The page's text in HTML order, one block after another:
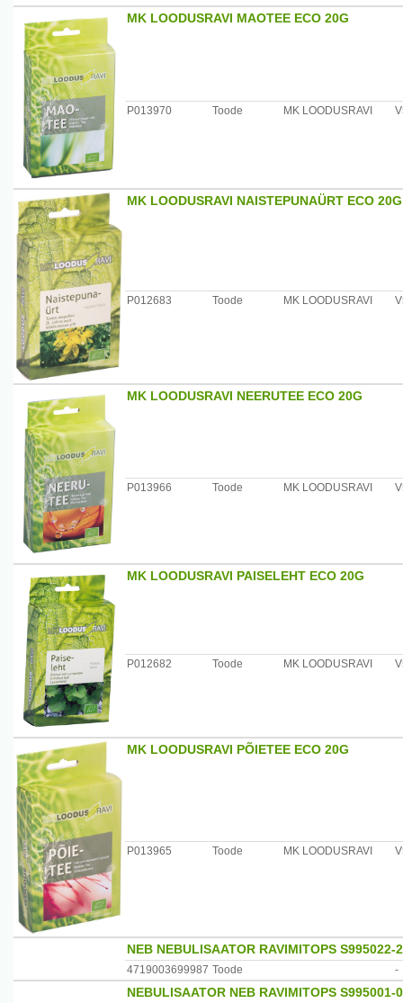
MK LOODUSRAVI MAOTEE ECO 20G
P013970 Toode MK LOODUSRAVI
MK LOODUSRAVI NAISTEPUNAÜRT ECO 20G
P012683 Toode MK LOODUSRAVI
MK LOODUSRAVI NEERUTEE ECO 20G
P013966 Toode MK LOODUSRAVI
MK LOODUSRAVI PAISELEHT ECO 20G
P012682 Toode MK LOODUSRAVI
MK LOODUSRAVI PÕIETEE ECO 20G
P013965 Toode MK LOODUSRAVI
NEB NEBULISAATOR RAVIMITOPS S995022-
4719003699987 Toode -
NEBULISAATOR NEB RAVIMITOPS S995001-